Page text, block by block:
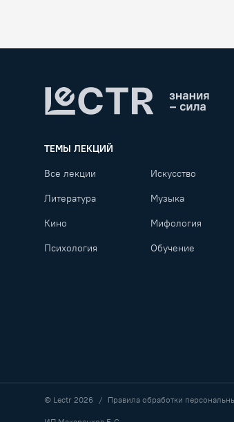
ТЕМЫ ЛЕКЦИЙ
Все лекции Искусство
Литература Музыка
Кино Мифология
Психология Обучение
© Lectr 2026 Правила обработки